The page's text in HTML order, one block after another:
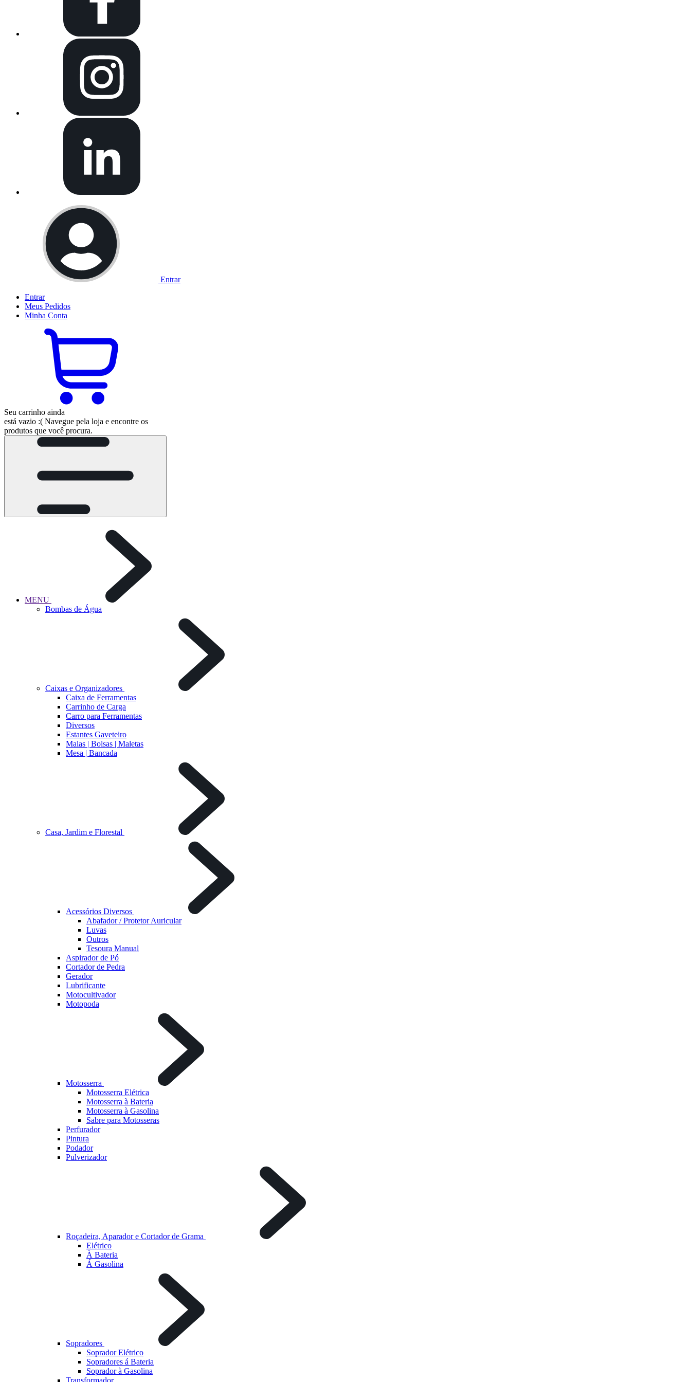
Entrar
Entrar
Meus Pedidos
Minha Conta
Seu carrinho ainda
está vazio :( Navegue pela loja e encontre os
produtos que você procura.
MENU
Bombas de Água
Caixas e Organizadores
Caixa de Ferramentas
Carrinho de Carga
Carro para Ferramentas
Diversos
Estantes Gaveteiro
Malas | Bolsas | Maletas
Mesa | Bancada
Casa, Jardim e Florestal
Acessórios Diversos
Abafador / Protetor Auricular
Luvas
Outros
Tesoura Manual
Aspirador de Pó
Cortador de Pedra
Gerador
Lubrificante
Motocultivador
Motopoda
Motosserra
Motosserra Elétrica
Motosserra à Bateria
Motosserra à Gasolina
Sabre para Motosseras
Perfurador
Pintura
Podador
Pulverizador
Roçadeira, Aparador e Cortador de Grama
Elétrico
À Bateria
Á Gasolina
Sopradores
Soprador Elétrico
Sopradores á Bateria
Soprador à Gasolina
Transformador